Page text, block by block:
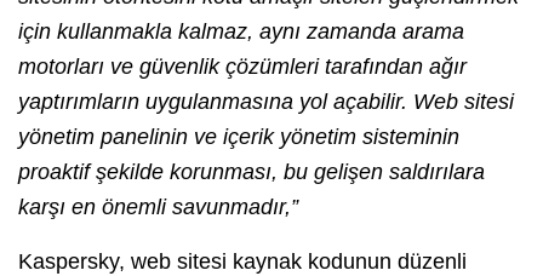
için kullanmakla kalmaz, aynı zamanda arama
motorları ve güvenlik çözümleri tarafından ağır
yaptırımların uygulanmasına yol açabilir. Web sitesi
yönetim panelinin ve içerik yönetim sisteminin
proaktif şekilde korunması, bu gelişen saldırılara
karşı en önemli savunmadır,”
Kaspersky, web sitesi kaynak kodunun düzenli